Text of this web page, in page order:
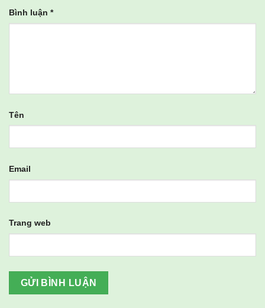
Bình luận *
Tên
Email
Trang web